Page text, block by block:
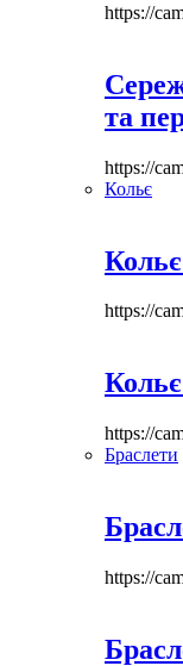
https://
та
https://
Кольє
https://
https://
Браслети
https://